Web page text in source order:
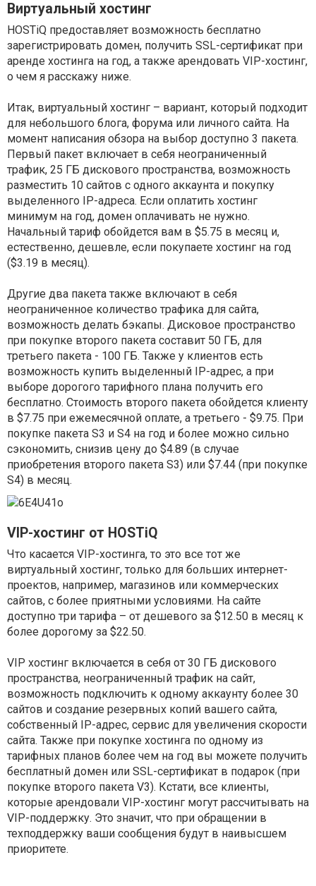
Виртуальный хостинг
HOSTiQ предоставляет возможность бесплатно
зарегистрировать домен, получить SSL-сертификат при
аренде хостинга на год, а также арендовать VIP-хостинг,
о чем я расскажу ниже.
Итак, виртуальный хостинг – вариант, который подходит
для небольшого блога, форума или личного сайта. На
момент написания обзора на выбор доступно 3 пакета.
Первый пакет включает в себя неограниченный
трафик, 25 ГБ дискового пространства, возможность
разместить 10 сайтов с одного аккаунта и покупку
выделенного IP-адреса. Если оплатить хостинг
минимум на год, домен оплачивать не нужно.
Начальный тариф обойдется вам в $5.75 в месяц и,
естественно, дешевле, если покупаете хостинг на год
($3.19 в месяц).
Другие два пакета также включают в себя
неограниченное количество трафика для сайта,
возможность делать бэкапы. Дисковое пространство
при покупке второго пакета составит 50 ГБ, для
третьего пакета - 100 ГБ. Также у клиентов есть
возможность купить выделенный IP-адрес, а при
выборе дорогого тарифного плана получить его
бесплатно. Стоимость второго пакета обойдется клиенту
в $7.75 при ежемесячной оплате, а третьего - $9.75. При
покупке пакета S3 и S4 на год и более можно сильно
сэкономить, снизив цену до $4.89 (в случае
приобретения второго пакета S3) или $7.44 (при покупке
S4) в месяц.
VIP-хостинг от HOSTiQ
Что касается VIP-хостинга, то это все тот же
виртуальный хостинг, только для больших интернет-
проектов, например, магазинов или коммерческих
сайтов, с более приятными условиями. На сайте
доступно три тарифа – от дешевого за $12.50 в месяц к
более дорогому за $22.50.
VIP хостинг включается в себя от 30 ГБ дискового
пространства, неограниченный трафик на сайт,
возможность подключить к одному аккаунту более 30
сайтов и создание резервных копий вашего сайта,
собственный IP-адрес, сервис для увеличения скорости
сайта. Также при покупке хостинга по одному из
тарифных планов более чем на год вы можете получить
бесплатный домен или SSL-сертификат в подарок (при
покупке второго пакета V3). Кстати, все клиенты,
которые арендовали VIP-хостинг могут рассчитывать на
VIP-поддержку. Это значит, что при обращении в
техподдержку ваши сообщения будут в наивысшем
приоритете.